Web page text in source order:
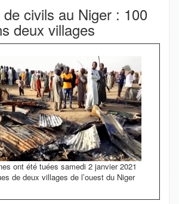
civils au Niger : 100
deux villages
ont été tuées samedi 2 janvier 2021
de deux villages de l’ouest du Niger